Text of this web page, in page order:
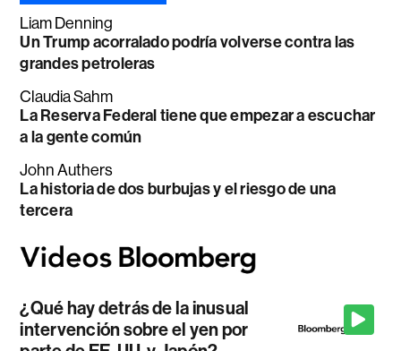
Liam Denning
Un Trump acorralado podría volverse contra las
grandes petroleras
Claudia Sahm
La Reserva Federal tiene que empezar a escuchar
a la gente común
John Authers
La historia de dos burbujas y el riesgo de una
tercera
¿Qué hay detrás de la inusual
intervención sobre el yen por